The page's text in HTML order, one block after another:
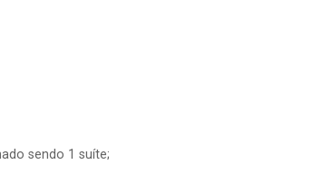
sendo 1 suíte;